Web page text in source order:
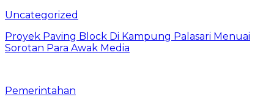
Uncategorized
Proyek Paving Block Di Kampung Palasari Menuai
Sorotan Para Awak Media
Pemerintahan